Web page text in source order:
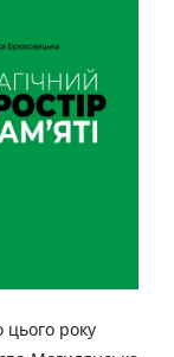
цього року